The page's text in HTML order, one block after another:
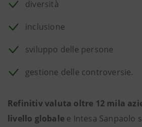
diversità
inclusione
sviluppo delle persone
gestione delle controversie.
Refinitiv valuta oltre 12 mila
livello globale e Intesa Sanpaolo